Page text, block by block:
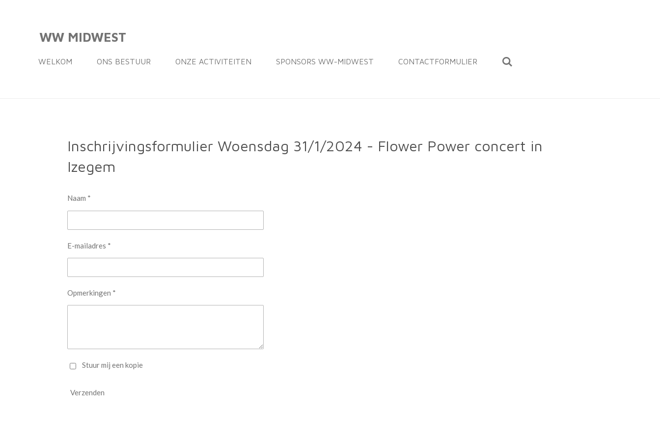
hoofdinhoud
WW MIDWEST
WELKOM ONS BESTUUR ONZE ACTIVITEITEN SPONSORS WW-MIDWEST CONTACTFORMULIER
Inschrijvingsformulier Woensdag 31/1/2024 - Flower Power concert in
Izegem
Naam *
E-mailadres *
Opmerkingen *
Stuur mij een kopie
Verzenden